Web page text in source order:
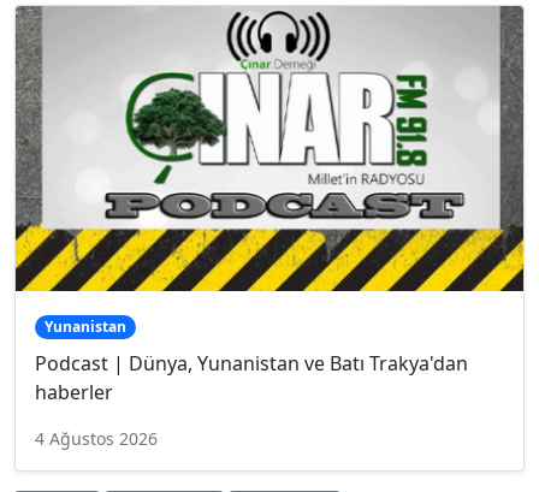
Yunanistan
Podcast | Dünya, Yunanistan ve Batı Trakya'dan
haberler
4 Ağustos 2026